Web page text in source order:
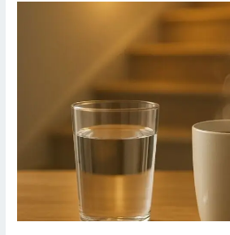
helsegevinster